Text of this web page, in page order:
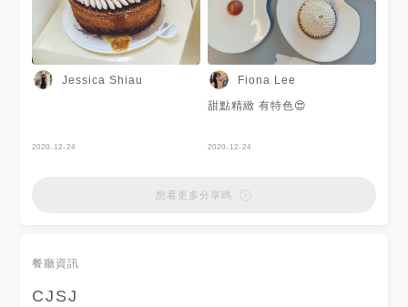
Jessica Shiau
2020-12-24
Fiona Lee
甜點精緻 有特色😍
2020-12-24
想看更多分享嗎
餐廳資訊
CJSJ